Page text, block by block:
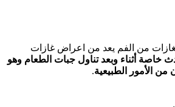
من الفم يعد من اعراض غازات
خاصة أثناء وبعد تناول جبات الطعام وهو
من الأمور الطبيعية.